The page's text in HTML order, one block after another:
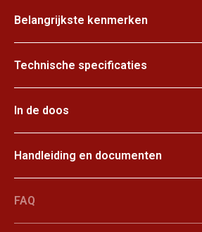
Belangrijkste kenmerken
Technische specificaties
In de doos
Handleiding en documenten
FAQ